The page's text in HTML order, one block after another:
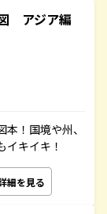
アジア編
！国境や州、
キイキ！
細を見る